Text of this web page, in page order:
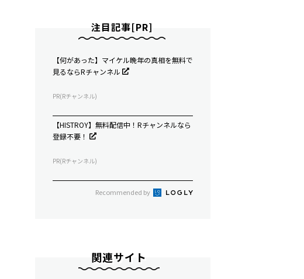
注目記事[PR]
【何があった】マイケル晩年の真相を無料で
見るならRチャンネル
PR(Rチャンネル)
【HISTROY】無料配信中！Rチャンネルなら
登録不要！
PR(Rチャンネル)
Recommended by
関連サイト